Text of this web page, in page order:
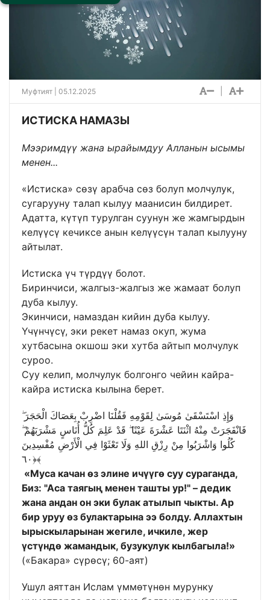
Муфтият | 05.12.2025
ИСТИСКА НАМАЗЫ
Мээримдүү жана ырайымдуу Алланын ысымы
менен...
«Истиска» сөзү арабча сөз болуп молчулук,
сугарууну талап кылуу маанисин билдирет.
Адатта, күтүп турулган суунун же жамгырдын
келүүсү кечиксе анын келүүсүн талап кылууну
айтылат.
Истиска үч түрдүү болот.
Биринчиси, жалгыз-жалгыз же жамаат болуп
дуба кылуу.
Экинчиси, намаздан кийин дуба кылуу.
Үчүнчүсү, эки рекет намаз окуп, жума
хутбасына окшош эки хутба айтып молчулук
суроо.
Суу келип, молчулук болгонго чейин кайра-
кайра истиска кылына берет.
وَإِذِ اسْتَسْقَىٰ مُوسَىٰ لِقَوْمِهِ فَقُلْنَا اضْرِبْ بِعَصَاكَ الْحَجَرَ ۖ
فَانْفَجَرَتْ مِنْهُ اثْنَتَا عَشْرَةَ عَيْنًا ۖ قَدْ عَلِمَ كُلُّ أُنَاسٍ مَشْرَبَهُمْ ۖ
كُلُوا وَاشْرَبُوا مِنْ رِزْقِ اللهِ وَلَا تَعْثَوْا فِي الْأَرْضِ مُفْسِدِينَ
﴿٦٠﴾
«Муса качан өз элине ичүүгө суу сураганда,
Биз: "Аса таягың менен ташты ур!" – дедик
жана андан он эки булак атылып чыкты. Ар
бир уруу өз булактарына ээ болду. Аллахтын
ырыскыларынан жегиле, ичкиле, жер
үстүндө жамандык, бузукулук кылбагыла!»
(«Бакара» сүрөсү; 60-аят)
Ушул аяттан Ислам үммөтүнөн мурунку